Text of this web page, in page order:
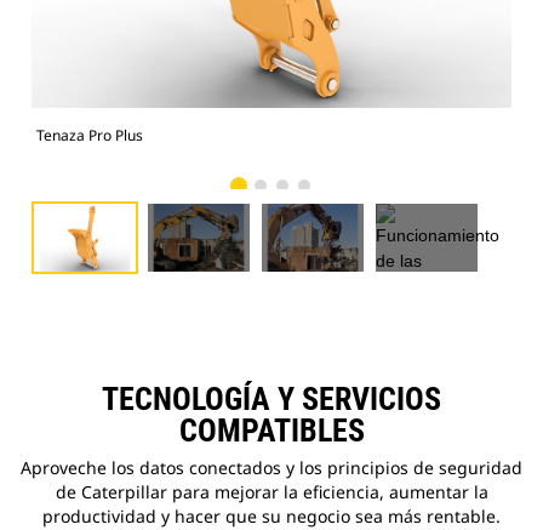
Tenaza Pro Plus
TECNOLOGÍA Y SERVICIOS
COMPATIBLES
Aproveche los datos conectados y los principios de seguridad
de Caterpillar para mejorar la eficiencia, aumentar la
productividad y hacer que su negocio sea más rentable.